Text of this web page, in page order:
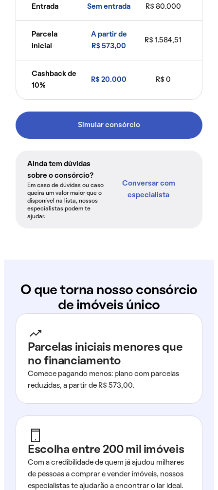
Entrada Sem entrada R$ 80.000
Parcela
inicial
A partir de
R$ 573,00
R$ 1.584,51
Cashback de
10%
R$ 20.000 R$ 0
Simular consórcio
Ainda tem dúvidas
sobre o consórcio?
Em caso de dúvidas ou caso
queira um valor maior que o
disponível na lista, nossos
especialistas podem te
ajudar.
Conversar com
especialista
O que torna nosso consórcio
de imóveis único
Parcelas iniciais menores que
no financiamento
Comece pagando menos: plano com parcelas
reduzidas, a partir de R$ 573,00.
Escolha entre 200 mil imóveis
Com a credibilidade de quem já ajudou milhares
de pessoas a comprar e vender imóveis, nossos
especialistas te ajudarão a encontrar o lar ideal.